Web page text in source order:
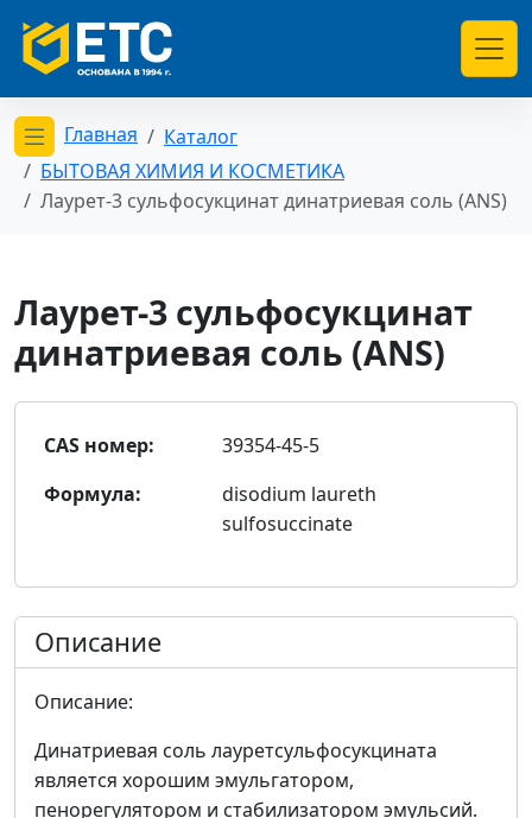
Открыть меню категорий
Главная
Каталог
БЫТОВАЯ ХИМИЯ И КОСМЕТИКА
Лаурет-3 сульфосукцинат динатриевая соль (ANS)
Лаурет-3 сульфосукцинат
динатриевая соль (ANS)
CAS номер:
39354-45-5
Формула:
disodium laureth
sulfosuccinate
Описание
Описание:
Динатриевая соль лауретсульфосукцината
является хорошим эмульгатором,
пенорегулятором и стабилизатором эмульсий.